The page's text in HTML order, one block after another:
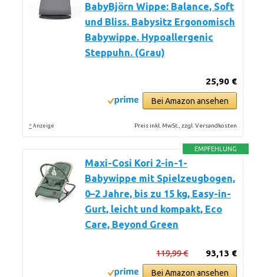
BabyBjörn Wippe: Balance, Soft
und Bliss. Babysitz Ergonomisch
Babywippe. Hypoallergenic
Steppuhn. (Grau)
25,90 €
Bei Amazon ansehen
* Anzeige Preis inkl. MwSt., zzgl. Versandkosten
EMPFEHLUNG
Maxi-Cosi Kori 2-in-1-
Babywippe mit Spielzeugbogen,
0–2 Jahre, bis zu 15 kg, Easy-in-
Gurt, leicht und kompakt, Eco
Care, Beyond Green
93,13 €
119,99 €
Bei Amazon ansehen